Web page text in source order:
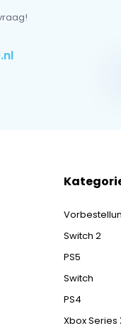
Switch 2
PS5
Switch
PS4
Xbox Series